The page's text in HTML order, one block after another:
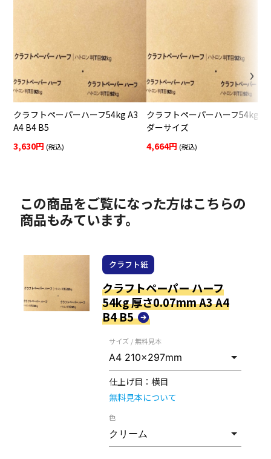
クラフトペーパーハーフ54kg A3
A4 B4 B5
3,630円 (税込)
クラフトペーパーハーフ54kg
ダーサイズ
4,664円 (税込)
この商品をご覧になった方はこちらの
商品もみています。
クラフト紙
クラフトペーパー ハーフ
54kg 厚さ0.07mm A3 A4
B4 B5
サイズ / 無料見本
仕上げ目： 横目
無料見本について
色